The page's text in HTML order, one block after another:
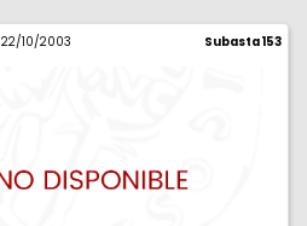
22/10/2003 Subasta 153